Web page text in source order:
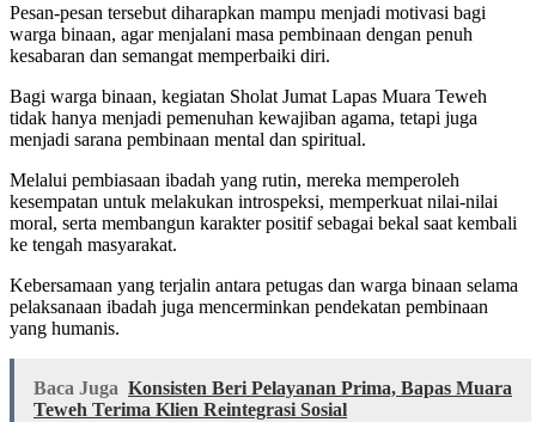
Pesan-pesan tersebut diharapkan mampu menjadi motivasi bagi
warga binaan, agar menjalani masa pembinaan dengan penuh
kesabaran dan semangat memperbaiki diri.
Bagi warga binaan, kegiatan Sholat Jumat Lapas Muara Teweh
tidak hanya menjadi pemenuhan kewajiban agama, tetapi juga
menjadi sarana pembinaan mental dan spiritual.
Melalui pembiasaan ibadah yang rutin, mereka memperoleh
kesempatan untuk melakukan introspeksi, memperkuat nilai-nilai
moral, serta membangun karakter positif sebagai bekal saat kembali
ke tengah masyarakat.
Kebersamaan yang terjalin antara petugas dan warga binaan selama
pelaksanaan ibadah juga mencerminkan pendekatan pembinaan
yang humanis.
Baca Juga ‎Konsisten Beri Pelayanan Prima, Bapas Muara
Teweh Terima Klien Reintegrasi Sosial